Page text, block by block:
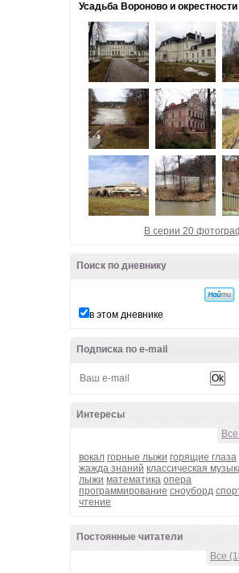
Усадьба Вороново и окрестности
В серии 20
Поиск по дневнику
в этом дневнике
Подписка по e-mail
Интересы
вокал горные лыжи горящие глаза
жажда знаний классическая
лыжи математика опера
программирование сноуборд
чтение
Постоянные читатели
Все